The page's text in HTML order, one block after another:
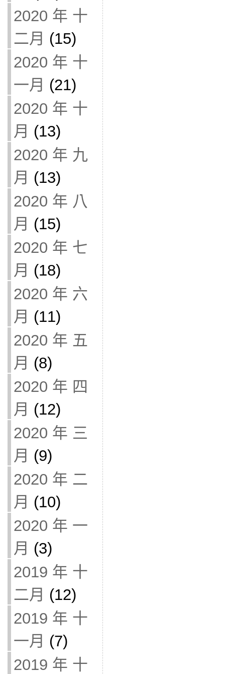
2020 年 十
二月 (15)
2020 年 十
一月 (21)
2020 年 十
月 (13)
2020 年 九
月 (13)
2020 年 八
月 (15)
2020 年 七
月 (18)
2020 年 六
月 (11)
2020 年 五
月 (8)
2020 年 四
月 (12)
2020 年 三
月 (9)
2020 年 二
月 (10)
2020 年 一
月 (3)
2019 年 十
二月 (12)
2019 年 十
一月 (7)
2019 年 十